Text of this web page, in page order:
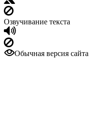
Озвучивание текста
Обычная версия сайта